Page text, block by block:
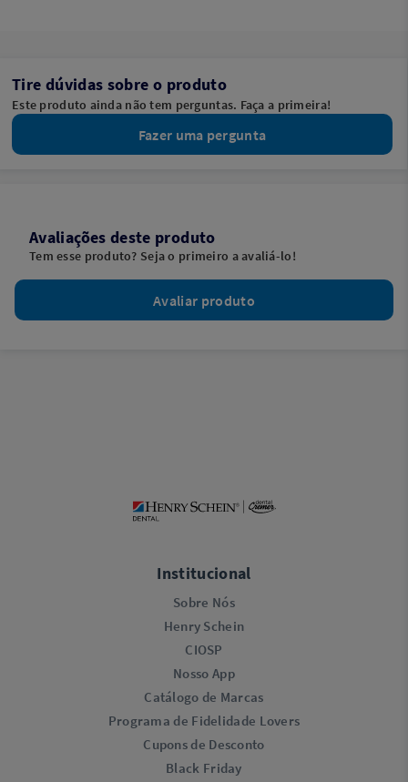
Tire dúvidas sobre o produto
Este produto ainda não tem perguntas. Faça a primeira!
Fazer uma pergunta
Avaliações deste produto
Tem esse produto? Seja o primeiro a avaliá-lo!
Avaliar produto
Institucional
Sobre Nós
Henry Schein
CIOSP
Nosso App
Catálogo de Marcas
Programa de Fidelidade Lovers​
Cupons de Desconto
Black Friday